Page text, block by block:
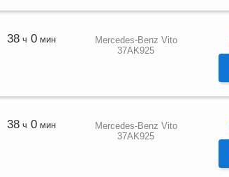
38ч 0мин
Mercedes-Benz Vito
37AK925
38ч 0мин
Mercedes-Benz Vito
37AK925